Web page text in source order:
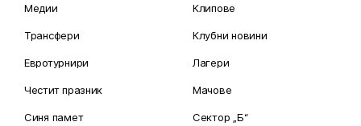
Медии
Трансфери
Евротурнири
Честит празник
Синя памет
Клипове
Клубни новини
Лагери
Мачове
Сектор „Б“